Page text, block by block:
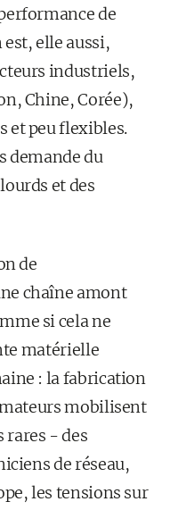
de
elle aussi,
industriels,
Chine, Corée),
et peu flexibles.
demande du
et des
de
chaîne amont
si cela ne
matérielle
: la fabrication
mobilisent
rares - des
de réseau,
les tensions sur